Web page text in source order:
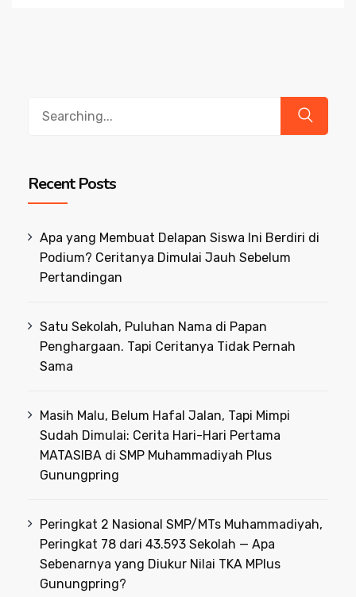
Recent Posts
Apa yang Membuat Delapan Siswa Ini Berdiri di
Podium? Ceritanya Dimulai Jauh Sebelum
Pertandingan
Satu Sekolah, Puluhan Nama di Papan
Penghargaan. Tapi Ceritanya Tidak Pernah
Sama
Masih Malu, Belum Hafal Jalan, Tapi Mimpi
Sudah Dimulai: Cerita Hari-Hari Pertama
MATASIBA di SMP Muhammadiyah Plus
Gunungpring
Peringkat 2 Nasional SMP/MTs Muhammadiyah,
Peringkat 78 dari 43.593 Sekolah — Apa
Sebenarnya yang Diukur Nilai TKA MPlus
Gunungpring?